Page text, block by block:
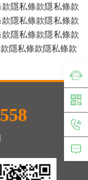
隱私條款隱私條款
隱私條款隱私條款
隱私條款隱私條款
隱私條款隱私條款